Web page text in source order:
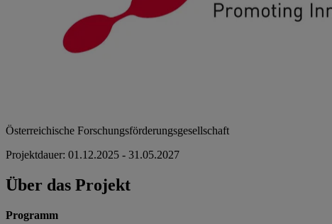
Österreichische Forschungsförderungsgesellschaft
Projektdauer: 01.12.2025 - 31.05.2027
Über das Projekt
Programm